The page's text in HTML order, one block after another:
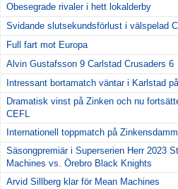
Obesegrade rivaler i hett lokalderby
Svidande slutsekundsförlust i välspelad
Full fart mot Europa
Alvin Gustafsson 9 Carlstad Crusaders 6
Intressant bortamatch väntar i Karlstad
Dramatisk vinst på Zinken och nu
CEFL
Internationell toppmatch på
Säsongpremiär i Superserien Herr 2023
Machines vs. Örebro Black Knights
Arvid Sillberg klar för Mean Machines